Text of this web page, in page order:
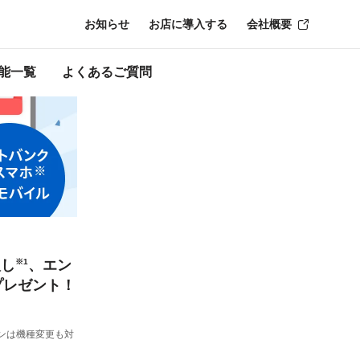
一覧 よくあるご質問
お知らせ お店に導入する 会社概要
※1 、エン
ゼント！
は機種変更も対